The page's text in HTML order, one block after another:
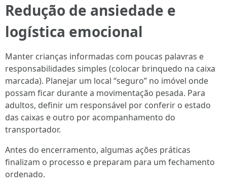
Redução de ansiedade e
logística emocional
Manter crianças informadas com poucas palavras e
responsabilidades simples (colocar brinquedo na caixa
marcada). Planejar um local “seguro” no imóvel onde
possam ficar durante a movimentação pesada. Para
adultos, definir um responsável por conferir o estado
das caixas e outro por acompanhamento do
transportador.
Antes do encerramento, algumas ações práticas
finalizam o processo e preparam para um fechamento
ordenado.